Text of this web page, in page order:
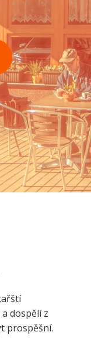
dospělí z
prospěšní.